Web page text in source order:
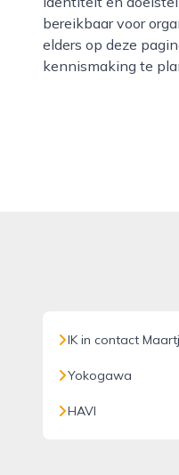
bereikbaar voor
elders op deze
kennismaking te
IK in contact
Yokogawa
HAVI